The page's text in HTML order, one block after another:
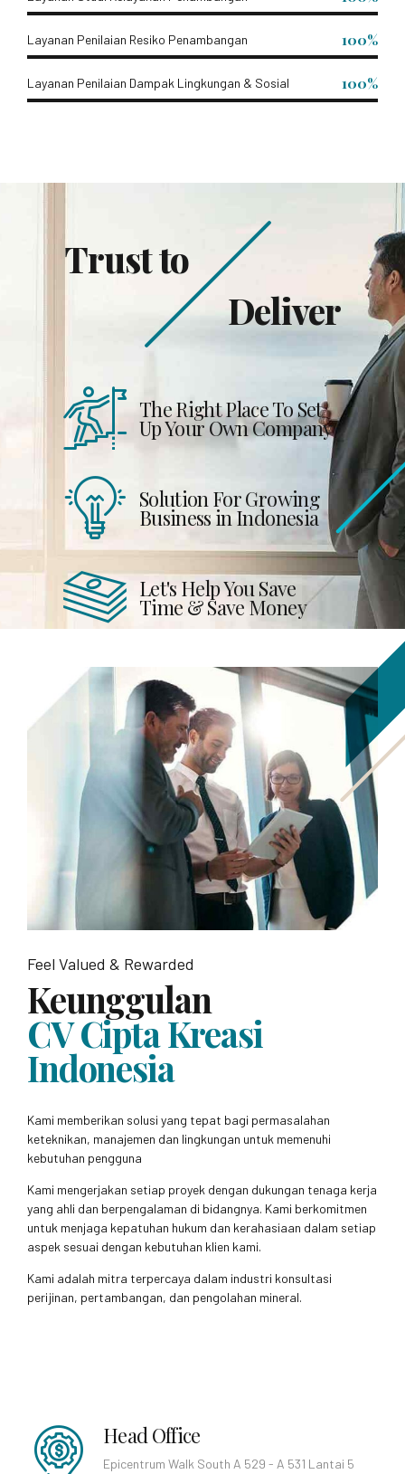
Layanan Penilaian Resiko Penambangan 100%
Layanan Penilaian Dampak Lingkungan & Sosial 100%
Trust to
Deliver
The Right Place To Set
Up Your Own Company
Solution For Growing
Business in Indonesia
Let's Help You Save
Time & Save Money
Feel Valued & Rewarded
Keunggulan
CV Cipta Kreasi
Indonesia
Kami memberikan solusi yang tepat bagi permasalahan
keteknikan, manajemen dan lingkungan untuk memenuhi
kebutuhan pengguna
Kami mengerjakan setiap proyek dengan dukungan tenaga kerja
yang ahli dan berpengalaman di bidangnya. Kami berkomitmen
untuk menjaga kepatuhan hukum dan kerahasiaan dalam setiap
aspek sesuai dengan kebutuhan klien kami.
Kami adalah mitra terpercaya dalam industri konsultasi
perijinan, pertambangan, dan pengolahan mineral.
Head Office
Epicentrum Walk South A 529 - A 531 Lantai 5